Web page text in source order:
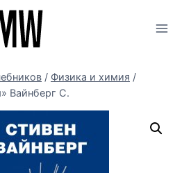
/ Физика и химия /
Вайнберг С.